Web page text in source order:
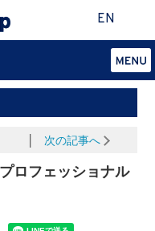
EN
次の記事へ
ロフェッショナル